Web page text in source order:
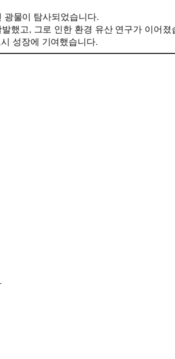
광물이 탐사되었습니다.
했고, 그로 인한 환경 유산 연구가 이어졌
성장에 기여했습니다.